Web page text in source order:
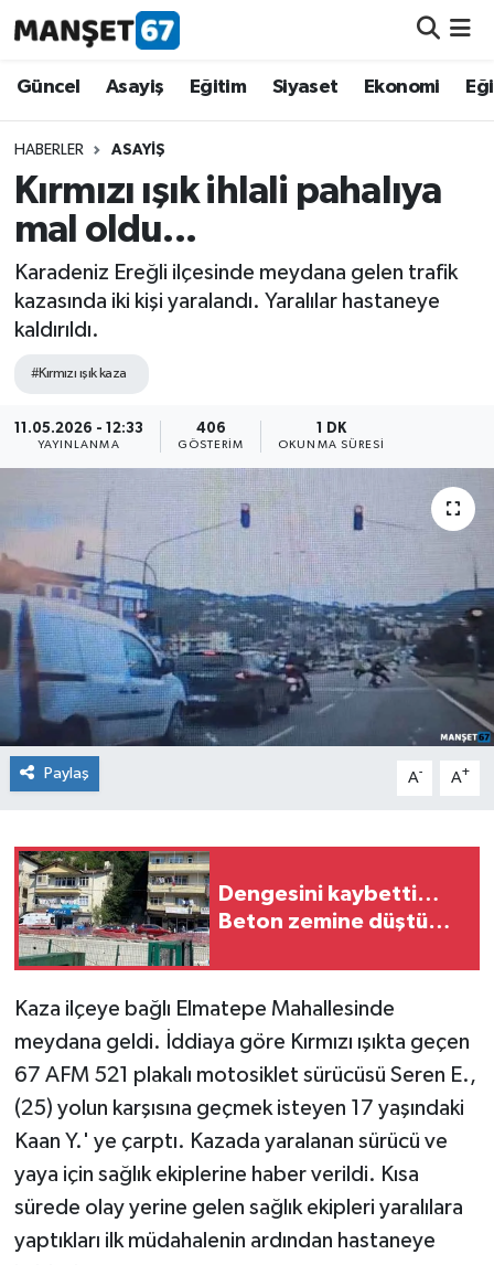
Güncel Asayiş Eğitim Siyaset Ekonomi
HABERLER ASAYIŞ
Kırmızı ışık ihlali pahalıya
mal oldu...
Karadeniz Ereğli ilçesinde meydana gelen trafik
kazasında iki kişi yaralandı. Yaralılar hastaneye
kaldırıldı.
#Kırmızı ışık kaza
11.05.2026 - 12:33
YAYINLANMA
406
GÖSTERIM
1 DK
OKUNMA SÜRESI
Paylaş A- A+
Dengesini kaybetti…
Beton zemine düştü…
Kaza ilçeye bağlı Elmatepe Mahallesinde
meydana geldi. İddiaya göre Kırmızı ışıkta geçen
67 AFM 521 plakalı motosiklet sürücüsü Seren E.,
(25) yolun karşısına geçmek isteyen 17 yaşındaki
Kaan Y.' ye çarptı. Kazada yaralanan sürücü ve
yaya için sağlık ekiplerine haber verildi. Kısa
sürede olay yerine gelen sağlık ekipleri yaralılara
yaptıkları ilk müdahalenin ardından hastaneye
Güncel
Asayiş
Siyaset
Eğitim
Ekonomi
Kültür-Sanat
Medya
Mizah
Röportaj
Teknoloji